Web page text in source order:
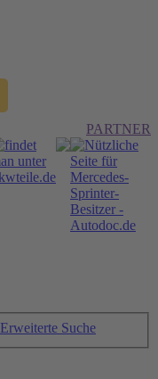
PARTNER
Erweiterte Suche